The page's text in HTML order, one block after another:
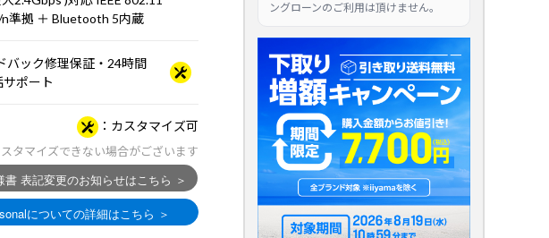
準拠 ＋ Bluetooth 5内蔵
バック修理保証・24時間
ポート
カスタマイズ可
タマイズできない場合がございます
ングローンのご利用は頂けません。